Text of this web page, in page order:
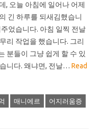
, 오늘 아침에 일어나 어제
의 긴 하루를 되새김했습니
었습니다. 아침 일찍 전날
리 작업을 했습니다. 그리
분들이 그냥 쉽게 할 수 있
니다. 왜냐면, 전날… Read
매니에르 어지러움증